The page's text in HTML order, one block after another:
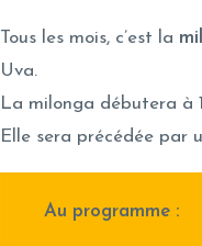
Tous les mois, c’est la
Uva.
La milonga débutera à
Elle sera précédée par
Au programme :